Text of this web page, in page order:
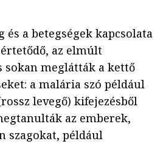
és a betegségek kapcsolata
az elmúlt
sokan meglátták a kettő
a malária szó például
levegő) kifejezésből
az emberek,
szagokat, például